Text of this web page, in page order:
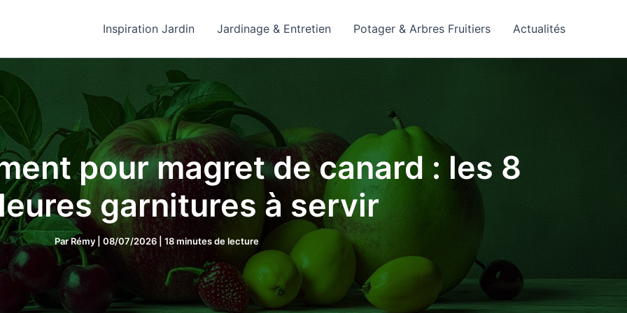
Inspiration Jardin Jardinage & Entretien Potager & Arbres Fruitiers Actualités
pour magret de canard : les 8
garnitures à servir
ParRémy 08/07/2026 18 minutes de lecture